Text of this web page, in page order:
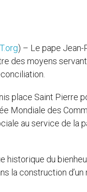
) – Le pape Jean-
des moyens
place Saint Pierre
Mondiale des
au service de la
historique du
la construction